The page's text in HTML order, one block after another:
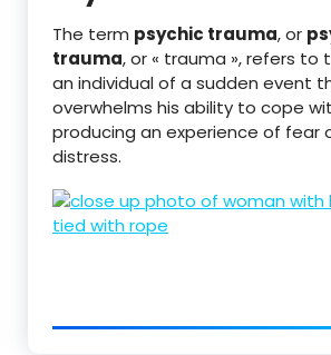
The term psychic trauma, or
trauma, or « trauma », refers
an individual of a sudden event
overwhelms his ability to cope
producing an experience of fear
distress.